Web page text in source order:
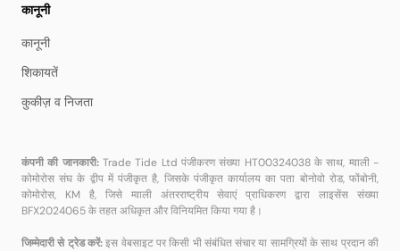
कानूनी
कानूनी
शिकायतें
कुकीज़ व निजता
कंपनी की जानकारी:Trade Tide Ltd पंजीकरण संख्या HT00324038 के साथ, म्वाली -
कोमोरोस संघ के द्वीप में पंजीकृत है, जिसके पंजीकृत कार्यालय का पता बोनोवो रोड, फोंबोनी,
कोमोरोस, KM है, जिसे म्वाली अंतरराष्ट्रीय सेवाएं प्राधिकरण द्वारा लाइसेंस संख्या
BFX2024065 के तहत अधिकृत और विनियमित किया गया है।
जिम्मेदारी से ट्रेड करें:इस वेबसाइट पर किसी भी संबंधित संचार या सामग्रियों के साथ प्रदान की